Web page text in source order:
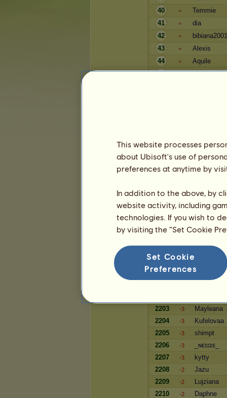
40
= Temmie
41
= dia
42
= bibiana2001
43
= Alexis
44
= Aquile
45
Patriolisa
51
Silvaner
Nutella
Terka04
57
Riesenbeck
Blahobyt
Hráč
2203
-3 Mayleana
2204
-3 Kufelovaa
2205
-3 shimpt
2206
-3 _ɴᴇꜱꜱɪᴇ_
2207
-3 kytty
2208
-2 Jazu
2209
-2 Lujziana
2210
-2 Daphne
This website processes
about Ubisoft's use of
preferences at anytime by
In addition to the above, by
website activity, including
technologies. If you wish to
by visiting the “Set Cookie
Set Cookie
Preferences